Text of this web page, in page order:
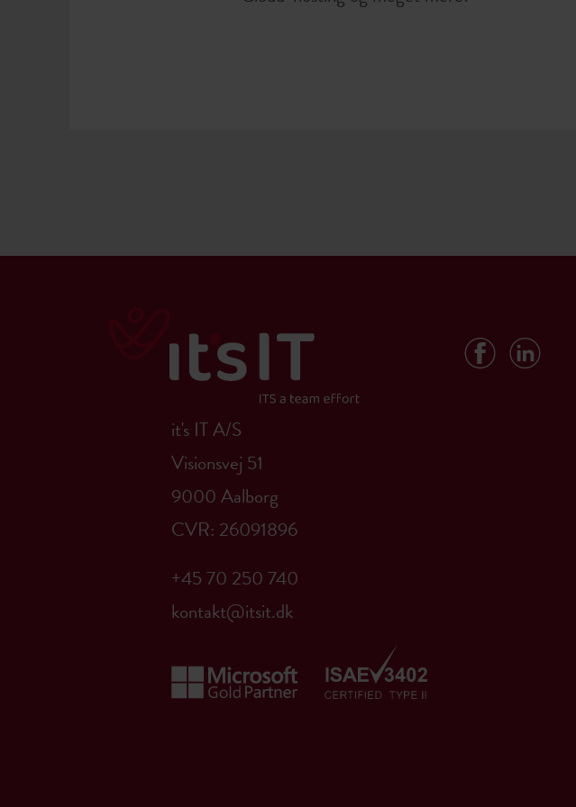
it's IT A/S
Visionsvej 51
9000 Aalborg
CVR: 26091896
+45 70 250 740
kontakt@itsit.dk